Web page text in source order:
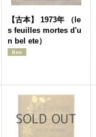
【古本】 1973年 （le
s feuilles mortes d'u
n bel ete）